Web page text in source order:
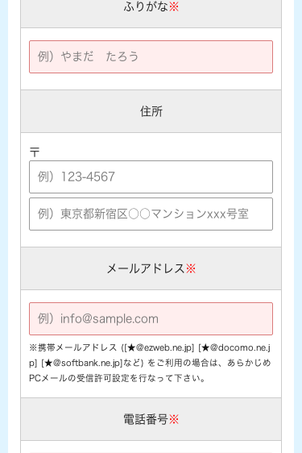
ふりがな ※
住所
〒
メールアドレス ※
※携帯メールアドレス ([★@ezweb.ne.jp] [★@docomo.ne.j
p] [★@softbank.ne.jp]など) をご利用の場合は、あらかじめ
PCメールの受信許可設定を行なって下さい。
電話番号※